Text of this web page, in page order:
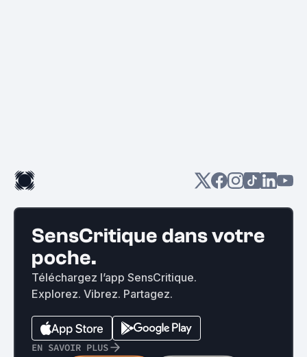
SensCritique dans votre
poche.
Téléchargez l’app SensCritique.
Explorez. Vibrez. Partagez.
EN SAVOIR PLUS